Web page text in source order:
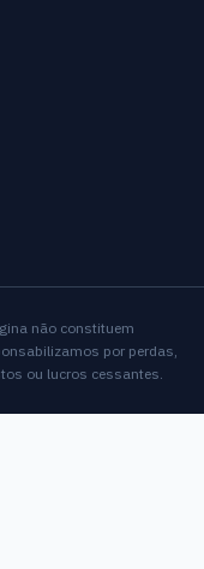
não constituem
por perdas,
ou lucros cessantes.